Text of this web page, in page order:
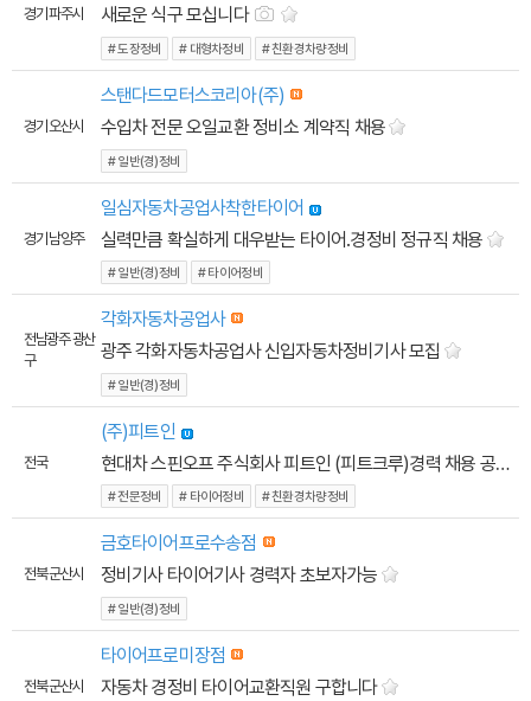
경기 파주시
새로운 식구 모십니다
# 도장정비 # 대형차정비 # 친환경차량정비
경기 오산시
스탠다드모터스코리아(주)
수입차 전문 오일교환 정비소 계약직 채용
# 일반(경)정비
경기 남양주
일심자동차공업사착한타이어
실력만큼 확실하게 대우받는 타이어.경정비 정규직 채용
# 일반(경)정비 # 타이어정비
전남광주 광산
구
각화자동차공업사
광주 각화자동차공업사 신입자동차정비기사 모집
# 일반(경)정비
전국
(주)피트인
현대차 스핀오프 주식회사 피트인 (피트크루)경력 채용 공고
# 전문정비 # 타이어정비 # 친환경차량정비
전북 군산시
금호타이어프로수송점
정비기사 타이어기사 경력자 초보자가능
# 일반(경)정비
전북 군산시
타이어프로미장점
자동차 경정비 타이어교환직원 구합니다